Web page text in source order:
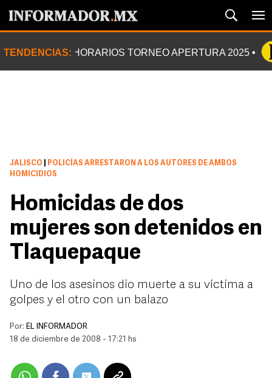
TENDENCIAS: HORARIOS TORNEO APERTURA 2025
JALISCO
POLICÍAS ARRESTARON A LOS AUTORES DE AMBOS
HOMICIDIOS
Homicidas de dos
mujeres son detenidos en
Tlaquepaque
Uno de los asesinos dio muerte a su víctima a
golpes y el otro con un balazo
Por: EL INFORMADOR
18 de diciembre de 2008 - 17:21 hs